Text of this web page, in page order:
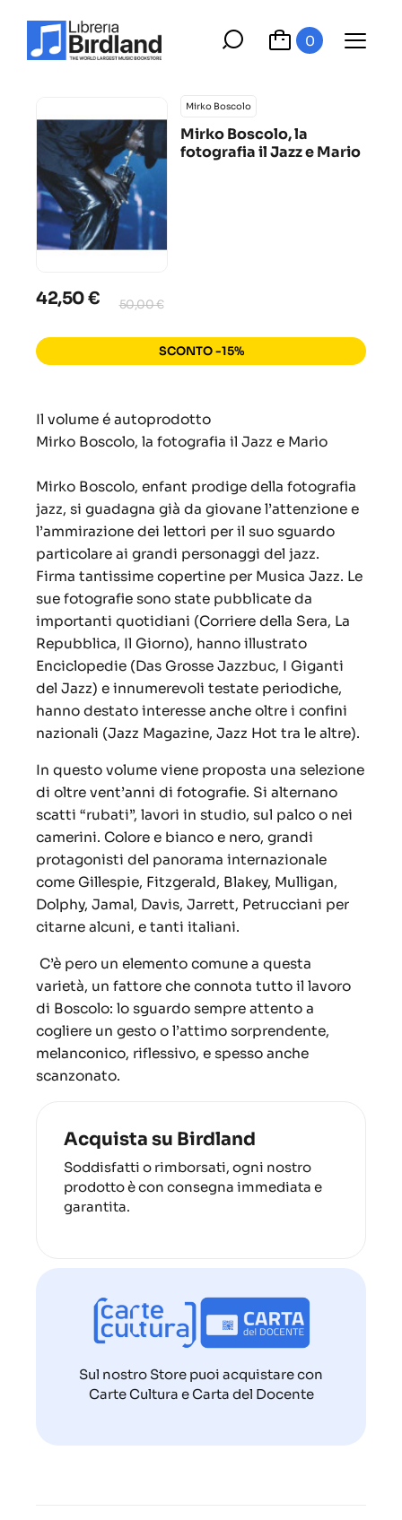
0
Mirko Boscolo
Mirko Boscolo, la
fotografia il Jazz e Mario
42,50 € 50,00 €
SCONTO -15%
Il volume é autoprodotto
Mirko Boscolo, la fotografia il Jazz e Mario
Mirko Boscolo, enfant prodige della fotografia
jazz, si guadagna già da giovane l’attenzione e
l’ammirazione dei lettori per il suo sguardo
particolare ai grandi personaggi del jazz.
Firma tantissime copertine per Musica Jazz. Le
sue fotografie sono state pubblicate da
importanti quotidiani (Corriere della Sera, La
Repubblica, Il Giorno), hanno illustrato
Enciclopedie (Das Grosse Jazzbuc, I Giganti
del Jazz) e innumerevoli testate periodiche,
hanno destato interesse anche oltre i confini
nazionali (Jazz Magazine, Jazz Hot tra le altre).
In questo volume viene proposta una selezione
di oltre vent’anni di fotografie. Si alternano
scatti “rubati”, lavori in studio, sul palco o nei
camerini. Colore e bianco e nero, grandi
protagonisti del panorama internazionale
come Gillespie, Fitzgerald, Blakey, Mulligan,
Dolphy, Jamal, Davis, Jarrett, Petrucciani per
citarne alcuni, e tanti italiani.
C’è pero un elemento comune a questa
varietà, un fattore che connota tutto il lavoro
di Boscolo: lo sguardo sempre attento a
cogliere un gesto o l’attimo sorprendente,
melanconico, riflessivo, e spesso anche
scanzonato.
Acquista su Birdland
Soddisfatti o rimborsati, ogni nostro
prodotto è con consegna immediata e
garantita.
Sul nostro Store puoi acquistare con
Carte Cultura e Carta del Docente